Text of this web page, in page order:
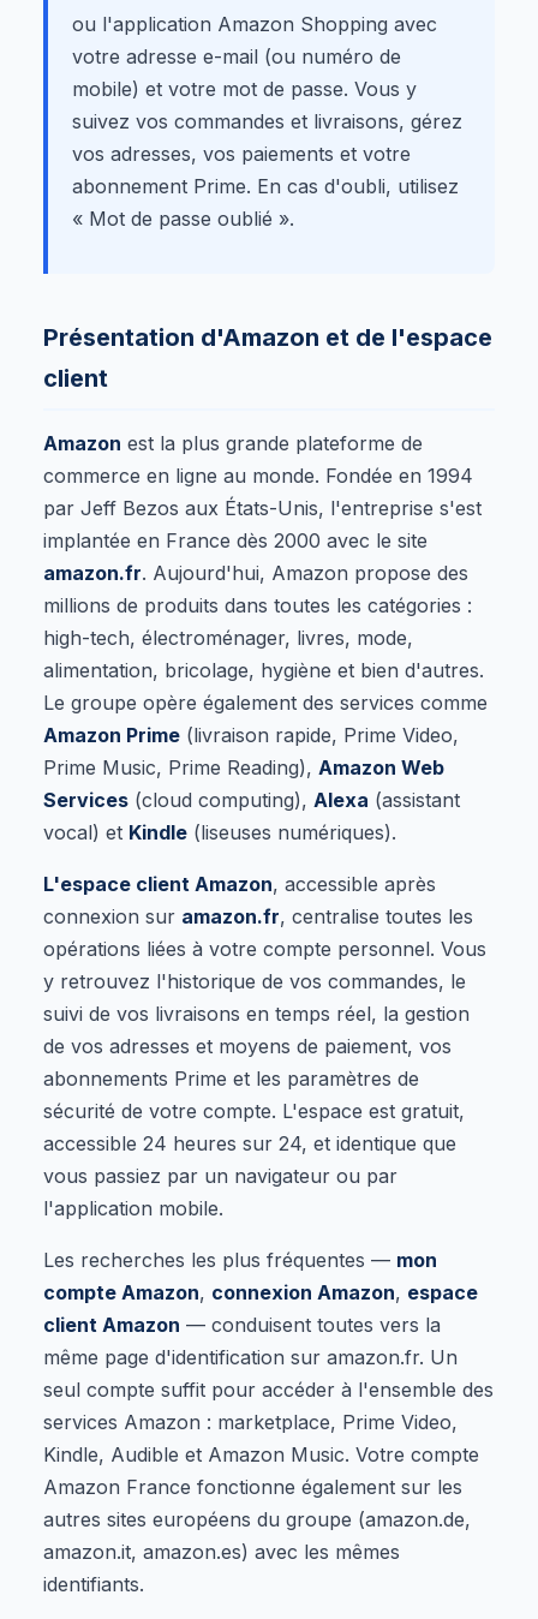
ou l'application Amazon Shopping avec
votre adresse e-mail (ou numéro de
mobile) et votre mot de passe. Vous y
suivez vos commandes et livraisons, gérez
vos adresses, vos paiements et votre
abonnement Prime. En cas d'oubli, utilisez
« Mot de passe oublié ».
Présentation d'Amazon et de l'espace
client
Amazon est la plus grande plateforme de
commerce en ligne au monde. Fondée en 1994
par Jeff Bezos aux États-Unis, l'entreprise s'est
implantée en France dès 2000 avec le site
amazon.fr. Aujourd'hui, Amazon propose des
millions de produits dans toutes les catégories :
high-tech, électroménager, livres, mode,
alimentation, bricolage, hygiène et bien d'autres.
Le groupe opère également des services comme
Amazon Prime (livraison rapide, Prime Video,
Prime Music, Prime Reading), Amazon Web
Services (cloud computing), Alexa (assistant
vocal) et Kindle (liseuses numériques).
L'espace client Amazon, accessible après
connexion sur amazon.fr, centralise toutes les
opérations liées à votre compte personnel. Vous
y retrouvez l'historique de vos commandes, le
suivi de vos livraisons en temps réel, la gestion
de vos adresses et moyens de paiement, vos
abonnements Prime et les paramètres de
sécurité de votre compte. L'espace est gratuit,
accessible 24 heures sur 24, et identique que
vous passiez par un navigateur ou par
l'application mobile.
Les recherches les plus fréquentes — mon
compte Amazon, connexion Amazon, espace
client Amazon — conduisent toutes vers la
même page d'identification sur amazon.fr. Un
seul compte suffit pour accéder à l'ensemble des
services Amazon : marketplace, Prime Video,
Kindle, Audible et Amazon Music. Votre compte
Amazon France fonctionne également sur les
autres sites européens du groupe (amazon.de,
amazon.it, amazon.es) avec les mêmes
identifiants.